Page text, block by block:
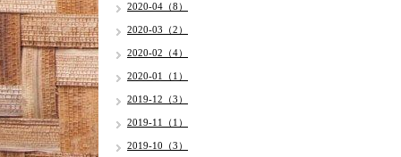
2020-04（8）
2020-03（2）
2020-02（4）
2020-01（1）
2019-12（3）
2019-11（1）
2019-10（3）